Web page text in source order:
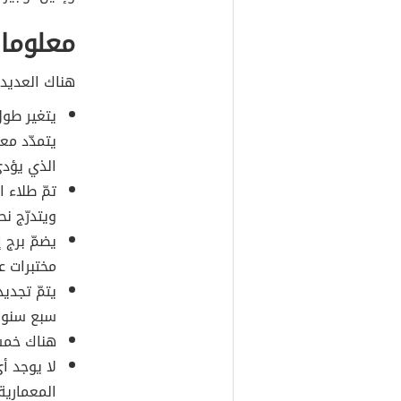
هناك
يتغير
يتمدّد
الذي يؤدي
تمّ طلاء
ويتدرّج
يضمّ برج
مختبرات
سبع
هناك
لا يوجد